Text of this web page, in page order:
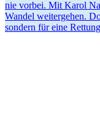
nie vorbei. Mit Karol
Wandel weiter­gehen.
sondern für eine